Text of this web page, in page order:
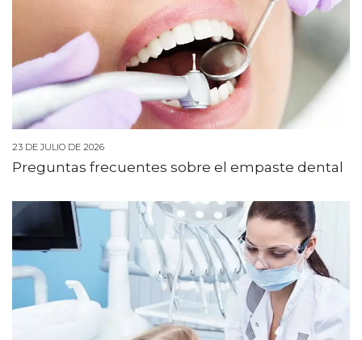
23 DE JULIO DE 2026
Preguntas frecuentes sobre el empaste dental